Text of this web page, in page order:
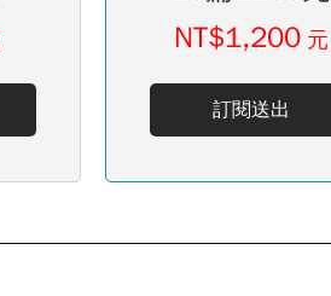
NT$1,200 元
訂閱送出